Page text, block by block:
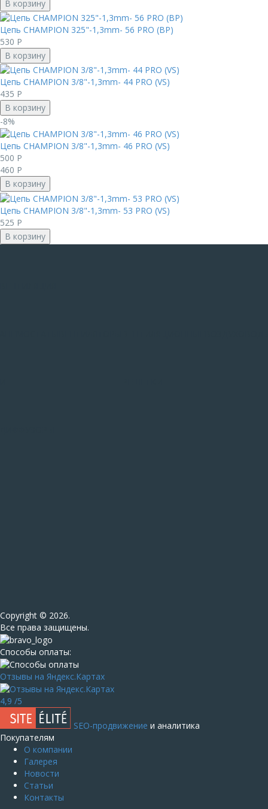
В корзину
Цепь CHAMPION 325"-1,3mm- 56 PRO (BP)
530 Р
В корзину
Цепь CHAMPION 3/8"-1,3mm- 44 PRO (VS)
435 Р
В корзину
-8%
Цепь CHAMPION 3/8"-1,3mm- 46 PRO (VS)
500 Р
460 Р
В корзину
Цепь CHAMPION 3/8"-1,3mm- 53 PRO (VS)
525 Р
В корзину
Сopyright © 2026.
Все права защищены.
Способы оплаты:
Отзывы на Яндекс.Картах
4,9 /5
SEO-продвижение и аналитика
Покупателям
О компании
Галерея
Новости
Статьи
Контакты